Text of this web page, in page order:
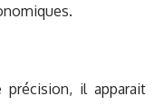
il apparait